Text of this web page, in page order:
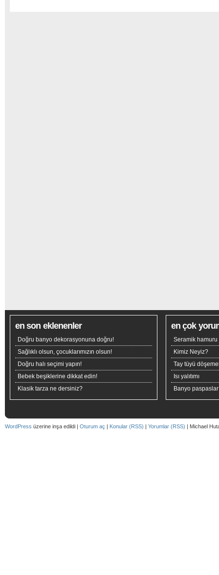
en son eklenenler
Doğru banyo dekorasyonuna doğru!
Sağlıklı olsun, çocuklarımızın olsun!
Doğru halı seçimi yapın!
Bebek beşiklerine dikkat edin!
Klasik tarza ne dersiniz?
en çok
Seramik hamuru
Kimiz Neyiz?
Tay tüyü
Isı yalıtımı
Banyo
WordPress üzerine inşa edildi | Oturum aç | Konular (RSS) | Yorumlar (RSS) | Michael